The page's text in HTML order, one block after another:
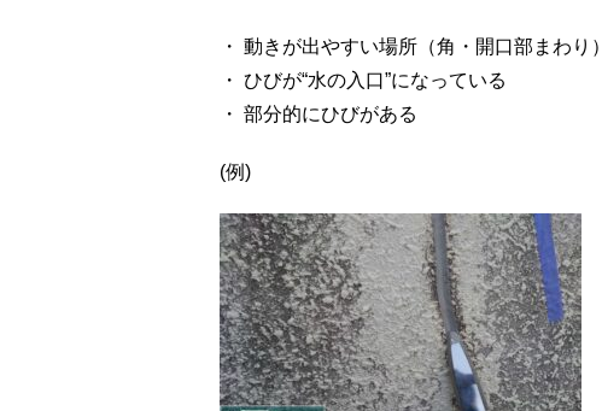
・ 動きが出やすい場所（角・開口部まわり）
・ ひびが“水の入口”になっている
・ 部分的にひびがある
(例)